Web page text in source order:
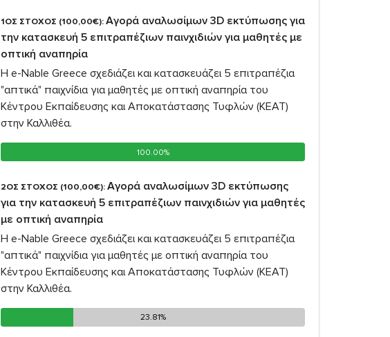
1ΟΣ ΣΤΟΧΟΣ (100,00€):Αγορά αναλωσίμων 3D εκτύπωσης για
την κατασκευή 5 επιτραπέζιων παινχιδιών για μαθητές με
οπτική αναπηρία
Η e-Nable Greece σχεδιάζει και κατασκευάζει 5 επιτραπέζια
"απτικά" παιχνίδια για μαθητές με οπτική αναπηρία του
Κέντρου Εκπαίδευσης και Αποκατάστασης Τυφλών (ΚΕΑΤ)
στην Καλλιθέα.
100.00%
100.00%
2ΟΣ ΣΤΟΧΟΣ (100,00€):Αγορά αναλωσίμων 3D εκτύπωσης
για την κατασκευή 5 επιτραπέζιων παινχιδιών για μαθητές
με οπτική αναπηρία
Η e-Nable Greece σχεδιάζει και κατασκευάζει 5 επιτραπέζια
"απτικά" παιχνίδια για μαθητές με οπτική αναπηρία του
Κέντρου Εκπαίδευσης και Αποκατάστασης Τυφλών (ΚΕΑΤ)
στην Καλλιθέα.
23.81%
23.81%